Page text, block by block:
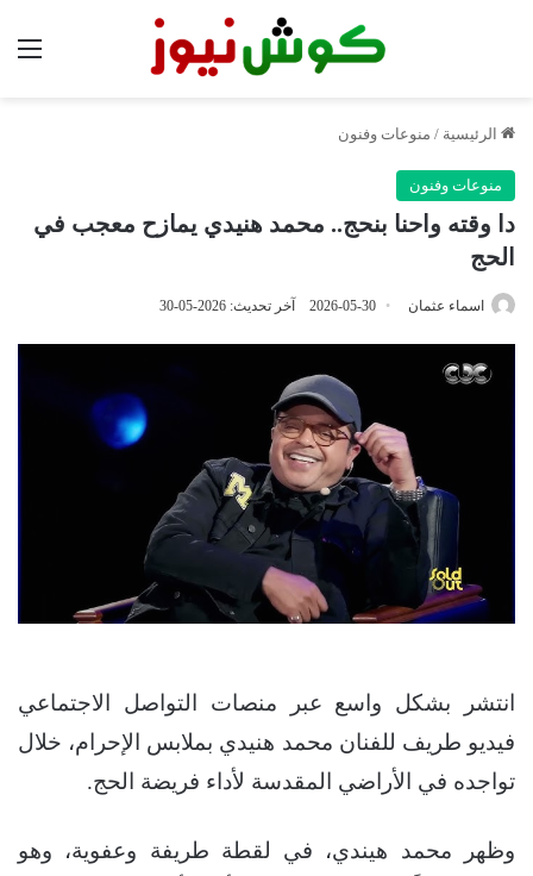
الرئيسية / منوعات وفنون
منوعات وفنون
دا وقته واحنا بنحج.. محمد هنيدي يمازح معجب في
الحج
اسماء عثمان 2026-05-30 آخر تحديث: 2026-05-30
انتشر بشكل واسع عبر منصات التواصل الاجتماعي
فيديو طريف للفنان محمد هنيدي بملابس الإحرام، خلال
تواجده في الأراضي المقدسة لأداء فريضة الحج.
وظهر محمد هيندي، في لقطة طريفة وعفوية، وهو